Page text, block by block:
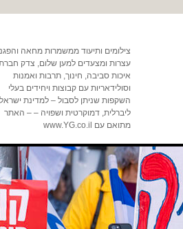
צילומים ותיעוד ממשמרות מחאה
עצרות ומצעדים למען שלום, צדק
איכות סביבה, חינוך, תרבות ואמנות
וסולידאריות עם קבוצות ויחידים בעלי
השקפות שניתן לסבול – למדינת ישראל
ליברלית, דמוקרטית ושפויה – – האתר
מתואם עם www.YG.co.il